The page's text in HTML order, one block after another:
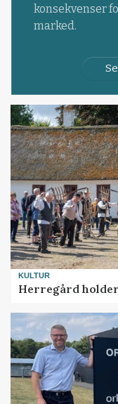
konsekvenser
marked.
KULTUR
Herregård